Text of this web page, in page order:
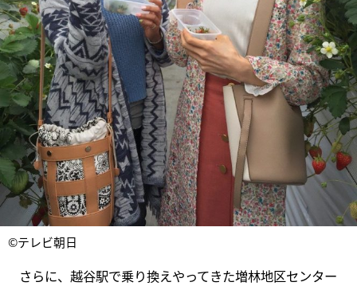
©テレビ朝日
さらに、越谷駅で乗り換えやってきた増林地区センター